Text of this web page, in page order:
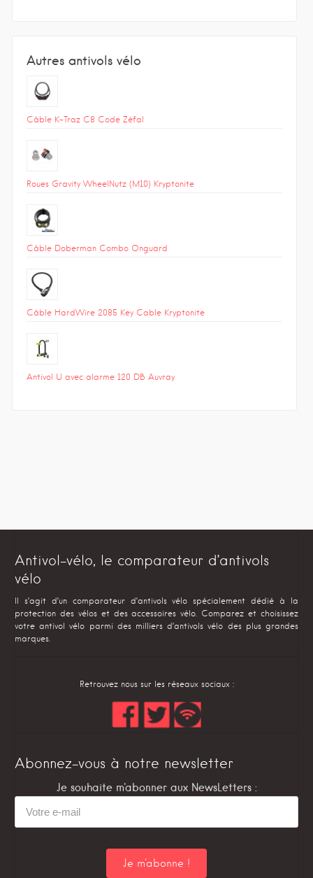
Autres antivols vélo
Câble K-Traz C8 Code Zéfal
Roues Gravity WheelNutz (M10) Kryptonite
Câble Doberman Combo Onguard
Câble HardWire 2085 Key Cable Kryptonite
Antivol U avec alarme 120 DB Auvray
Antivol-vélo, le comparateur d’antivols
vélo
Il s’agit d’un comparateur d’antivols vélo spécialement dédié à la
protection des vélos et des accessoires vélo. Comparez et choisissez
votre antivol vélo parmi des milliers d’antivols vélo des plus grandes
marques.
Retrouvez nous sur les réseaux sociaux :
Abonnez-vous à notre newsletter
Je souhaite m'abonner aux NewsLetters :